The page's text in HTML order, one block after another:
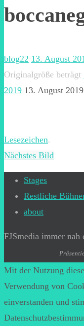
blog22 13. August
Originalgröße beträgt
2019 13. August 2019
Lesezeichen.
Nächstes Bild
Stages
Restliche
about
FJSmedia immer nah
Mit der Nutzung
Verwendung von
einverstanden und